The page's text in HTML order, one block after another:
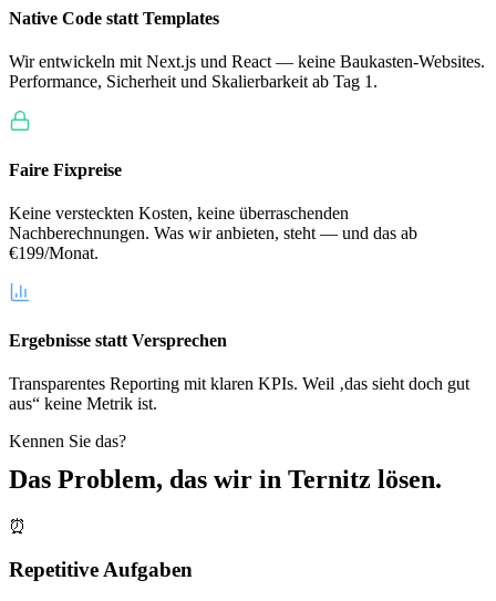
Native Code statt Templates
Wir entwickeln mit Next.js und React — keine Baukasten-Websites.
Performance, Sicherheit und Skalierbarkeit ab Tag 1.
Faire Fixpreise
Keine versteckten Kosten, keine überraschenden
Nachberechnungen. Was wir anbieten, steht — und das ab
€199/Monat.
Ergebnisse statt Versprechen
Transparentes Reporting mit klaren KPIs. Weil ‚das sieht doch gut
aus“ keine Metrik ist.
Kennen Sie das?
Das Problem, das wir in Ternitz lösen.
⏰
Repetitive Aufgaben